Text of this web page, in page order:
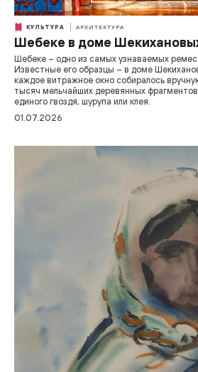
КУЛЬТУРА АРХИТЕКТУРА
Шебеке в доме
Шебеке – одно из самых узнаваемых
Известные его образцы – в доме
каждое витражное окно собиралось
тысяч мельчайших деревянных фрагментов
единого гвоздя, шурупа или клея.
01.07.2026